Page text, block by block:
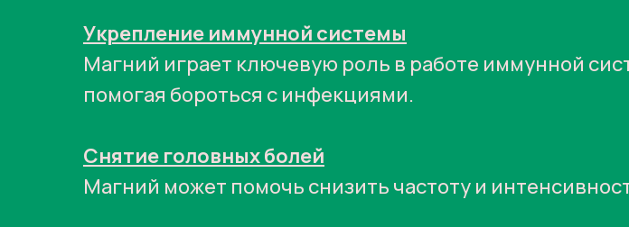
Укрепление иммунной системы
Магний играет ключевую роль в работе иммунной
помогая бороться с инфекциями.
Снятие головных болей
Магний может помочь снизить частоту и